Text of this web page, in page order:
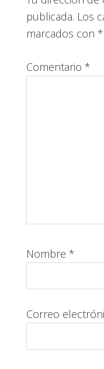
publicada. Los
marcados con *
Comentario *
Nombre *
Correo